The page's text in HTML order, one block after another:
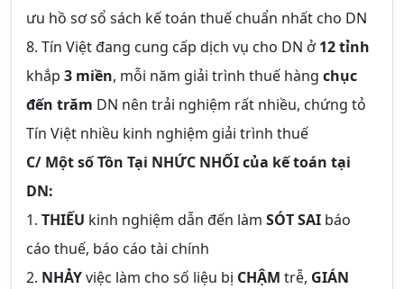
ưu hồ sơ sổ sách kế toán thuế chuẩn nhất cho DN
8. Tín Việt đang cung cấp dịch vụ cho DN ở12 tỉnh
khắp 3 miền, mỗi năm giải trình thuế hàng chục
đến trăm DN nên trải nghiệm rất nhiều, chứng tỏ
Tín Việt nhiều kinh nghiệm giải trình thuế
C/ Một số Tồn Tại NHỨC NHỐI của kế toán tại
DN:
1. THIẾU kinh nghiệm dẫn đến làm SÓT SAI báo
cáo thuế, báo cáo tài chính
2. NHẢYviệc làm cho số liệu bị CHẬM trễ, GIÁN